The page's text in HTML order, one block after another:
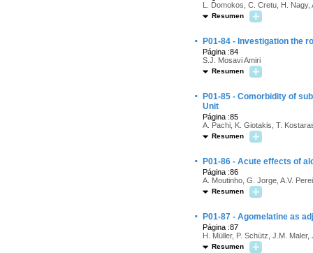
L. Domokos, C. Cretu, H. Nagy,
Resumen
· P01-84 - Investigation the
Página :84
S.J. Mosavi Amiri
Resumen
·
P01-85 - Comorbidity of
Unit
Página :85
A. Pachi, K. Giotakis, T.
Resumen
· P01-86 - Acute effects of
Página :86
A. Moutinho, G. Jorge, A.V.
Resumen
· P01-87 - Agomelatine as
Página :87
H. Müller, P. Schütz, J.M. Maler,
Resumen